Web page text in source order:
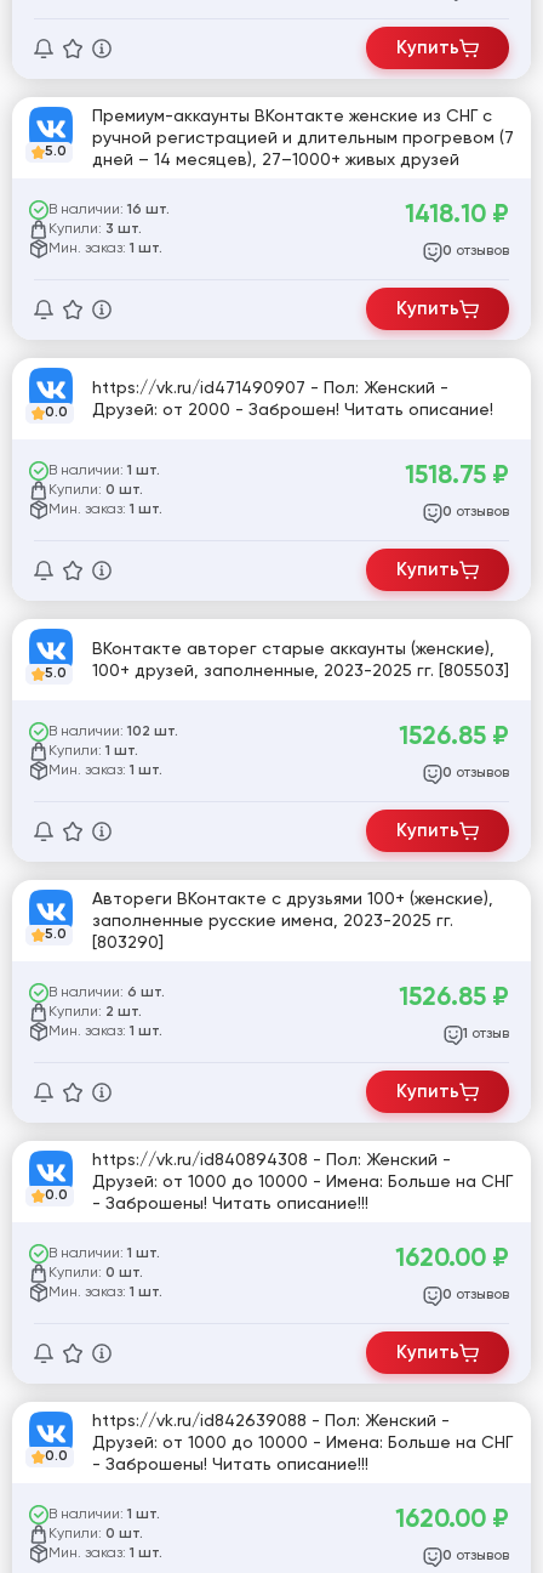
Купить
5.0
Премиум-аккаунты ВКонтакте женские из СНГ с
ручной регистрацией и длительным прогревом (7
дней – 14 месяцев), 27–1000+ живых друзей
В наличии: 16 шт.
Купили: 3 шт.
Мин. заказ: 1 шт.
1418.10 ₽
0 отзывов
Купить
0.0
https://vk.ru/id471490907 - Пол: Женский -
Друзей: от 2000 - Заброшен! Читать описание!
В наличии: 1 шт.
Купили: 0 шт.
Мин. заказ: 1 шт.
1518.75 ₽
0 отзывов
Купить
5.0
ВКонтакте авторег старые аккаунты (женские),
100+ друзей, заполненные, 2023-2025 гг. [805503]
В наличии: 102 шт.
Купили: 1 шт.
Мин. заказ: 1 шт.
1526.85 ₽
0 отзывов
Купить
5.0
Автореги ВКонтакте с друзьями 100+ (женские),
заполненные русские имена, 2023-2025 гг.
[803290]
В наличии: 6 шт.
Купили: 2 шт.
Мин. заказ: 1 шт.
1526.85 ₽
1 отзыв
Купить
0.0
https://vk.ru/id840894308 - Пол: Женский -
Друзей: от 1000 до 10000 - Имена: Больше на СНГ
- Заброшены! Читать описание!!!
В наличии: 1 шт.
Купили: 0 шт.
Мин. заказ: 1 шт.
1620.00 ₽
0 отзывов
Купить
0.0
https://vk.ru/id842639088 - Пол: Женский -
Друзей: от 1000 до 10000 - Имена: Больше на СНГ
- Заброшены! Читать описание!!!
В наличии: 1 шт.
Купили: 0 шт.
Мин. заказ: 1 шт.
1620.00 ₽
0 отзывов